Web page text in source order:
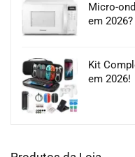
Micro-
em 2026?
Kit
em 2026!